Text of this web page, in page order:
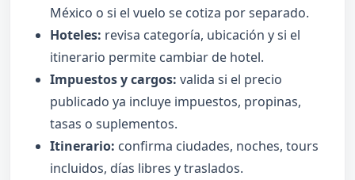
México o si el vuelo se cotiza por separado.
Hoteles: revisa categoría, ubicación y si el
itinerario permite cambiar de hotel.
Impuestos y cargos: valida si el precio
publicado ya incluye impuestos, propinas,
tasas o suplementos.
Itinerario: confirma ciudades, noches, tours
incluidos, días libres y traslados.